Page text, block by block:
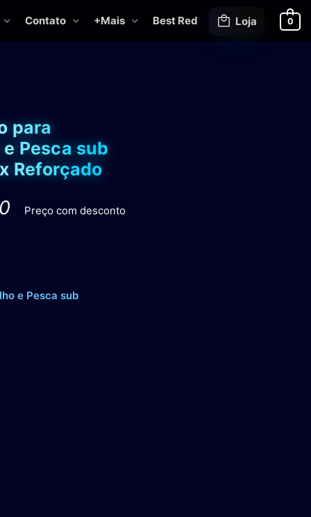
Contato +Mais Best Red Loja 0
para
Pesca sub
Reforçado
preço
Preço com desconto
e Pesca sub